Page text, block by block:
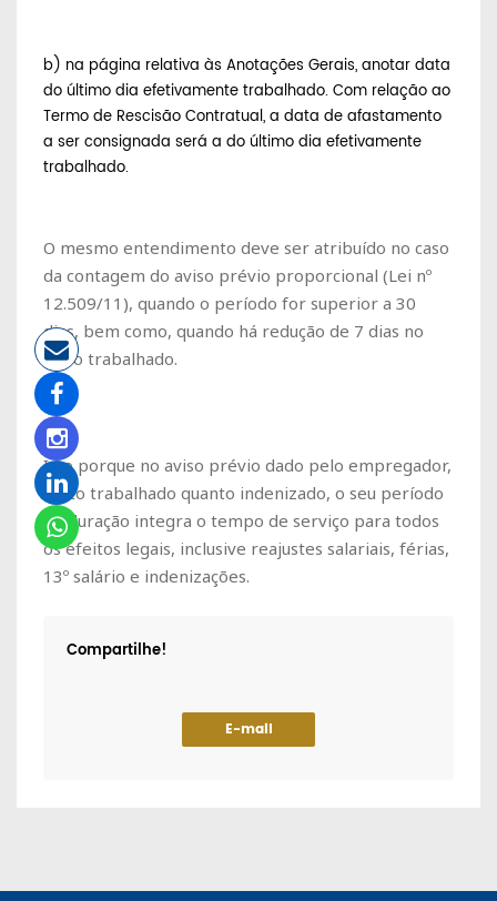
b) na página relativa às Anotações Gerais, anotar data
do último dia efetivamente trabalhado. Com relação ao
Termo de Rescisão Contratual, a data de afastamento
a ser consignada será a do último dia efetivamente
trabalhado.
O mesmo entendimento deve ser atribuído no caso
da contagem do aviso prévio proporcional (Lei nº
12.509/11), quando o período for superior a 30
dias, bem como, quando há redução de 7 dias no
aviso trabalhado.
Isto porque no aviso prévio dado pelo empregador,
tanto trabalhado quanto indenizado, o seu período
de duração integra o tempo de serviço para todos
os efeitos legais, inclusive reajustes salariais, férias,
13º salário e indenizações.
Compartilhe!
E-mail